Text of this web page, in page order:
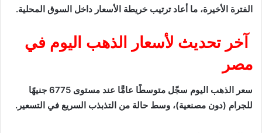
الفترة الأخيرة، ما أعاد ترتيب خريطة الأسعار داخل السوق المحلية.
آخر تحديث لأسعار الذهب اليوم في
مصر
سعر الذهب اليوم سجّل متوسطًا عامًّا عند مستوى 6775 جنيهًا
للجرام (دون مصنعية)، وسط حالة من التذبذب السريع في التسعير.